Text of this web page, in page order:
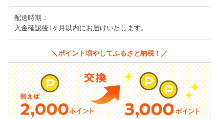
配送時期：
入金確認後1ヶ月以内にお届けいたします。
＼ポイント増やしてふるさと納税！／